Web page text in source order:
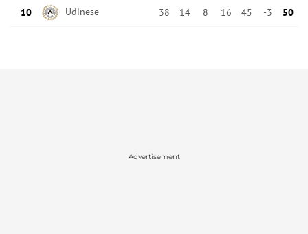
Advertisement